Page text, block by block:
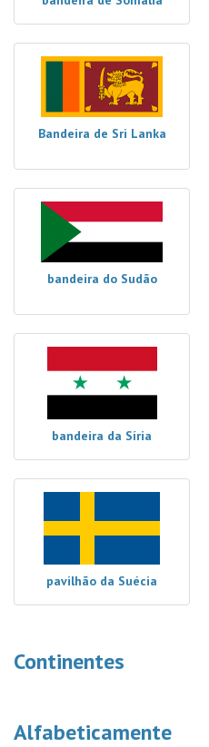
Bandeira de Sri Lanka
bandeira do Sudão
bandeira da Síria
pavilhão da Suécia
Continentes
Alfabeticamente